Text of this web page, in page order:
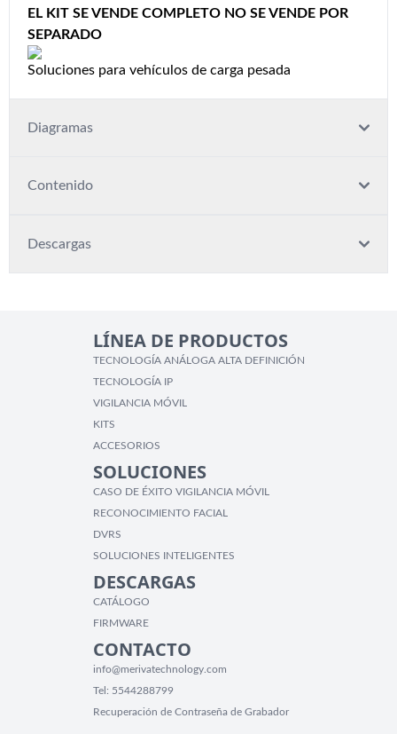
EL KIT SE VENDE COMPLETO NO SE VENDE POR
SEPARADO
Soluciones para vehículos de carga pesada
Diagramas
Contenido
Descargas
LÍNEA DE PRODUCTOS
TECNOLOGÍA ANÁLOGA ALTA DEFINICIÓN
TECNOLOGÍA IP
VIGILANCIA MÓVIL
KITS
ACCESORIOS
SOLUCIONES
CASO DE ÉXITO VIGILANCIA MÓVIL
RECONOCIMIENTO FACIAL
DVRS
SOLUCIONES INTELIGENTES
DESCARGAS
CATÁLOGO
FIRMWARE
CONTACTO
info@merivatechnology.com
Tel: 5544288799
Recuperación de Contraseña de Grabador